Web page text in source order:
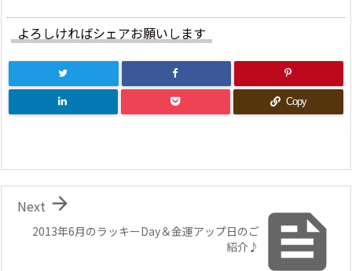
よろしければシェアお願いします
Copy

2013年6月のラッキーDay＆金運アップ日のご
紹介♪

Next